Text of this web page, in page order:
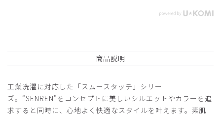
商品説明
工業洗濯に対応した「スムースタッチ」シリー
ズ。“SENREN"をコンセプトに美しいシルエットやカラーを追
求すると同時に、心地よく快適なスタイルを叶えます。素肌